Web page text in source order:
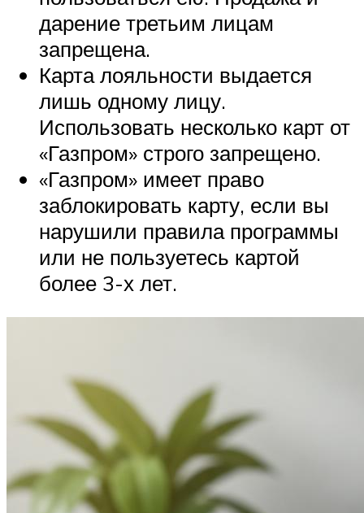
дарение третьим лицам
запрещена.
Карта лояльности выдается
лишь одному лицу.
Использовать несколько карт от
«Газпром» строго запрещено.
«Газпром» имеет право
заблокировать карту, если вы
нарушили правила программы
или не пользуетесь картой
более 3-х лет.